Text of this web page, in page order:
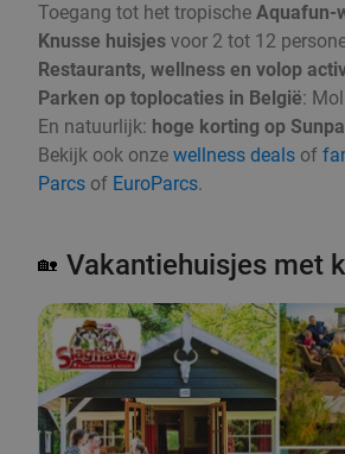
Toegang tot het tropische Aquafun-
Knusse huisjes voor 2 tot 12
Restaurants, wellness en volop
Parken op toplocaties in België:
En natuurlijk: hoge korting op
Bekijk ook onze wellness deals of
Parcs of EuroParcs.
🏡 Vakantiehuisjes met